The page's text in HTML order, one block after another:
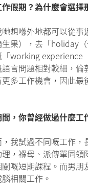
假期？為什麼會選擇
想喺外地都可以從事
果），去「holiday
working experience
言問題相對較細，倫
多工作機會，因此最
，你曾經做過什麼工
我試過不同嘅工作，
，褓母、派傳單同領
嘅短期課程。而男朋
相關工作。